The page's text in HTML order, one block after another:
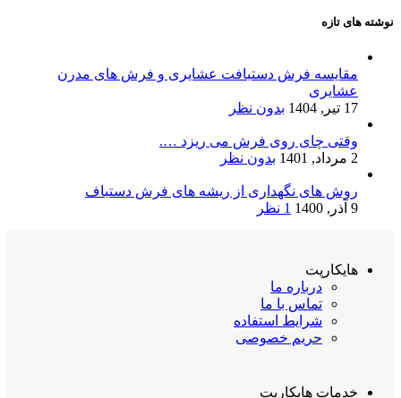
نوشته های تازه
مقایسه فرش دستبافت عشایری و فرش های مدرن
عشایری
17 تیر, 1404
بدون نظر
وقتی چای روی فرش می ریزد ….
2 مرداد, 1401
بدون نظر
روش های نگهداری از ریشه های فرش دستباف
9 آذر, 1400
1 نظر
هایکارپت
درباره ما
تماس با ما
شرایط استفاده
حریم خصوصی
خدمات هایکارپت